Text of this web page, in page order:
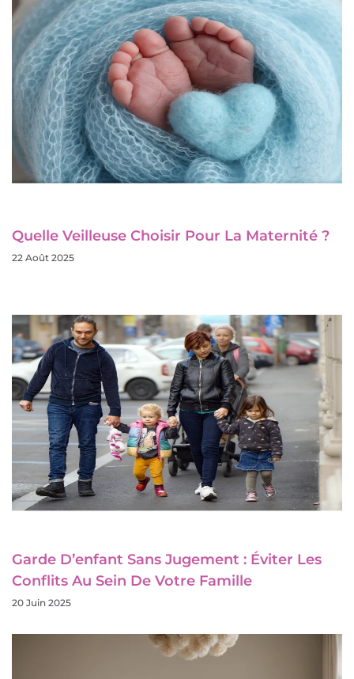
Quelle Veilleuse Choisir Pour La Maternité ?
22 Août 2025
Garde D’enfant Sans Jugement : Éviter Les
Conflits Au Sein De Votre Famille
20 Juin 2025